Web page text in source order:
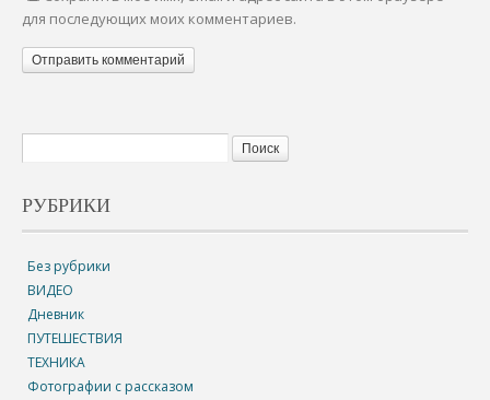
для последующих моих комментариев.
РУБРИКИ
Без рубрики
ВИДЕО
Дневник
ПУТЕШЕСТВИЯ
ТЕХНИКА
Фотографии с рассказом